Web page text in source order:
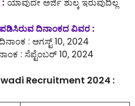
ಯಾವುದೇ ಅರ್ಜಿ ಶುಲ್ಕ ಇರುವುದಿಲ್ಲ
ದಿನಾಂಕದ ವಿವರ :
: ಆಗಸ್ಟ್ 10, 2024
: ಸೆಪ್ಟೆಂಬರ್ 10, 2024
Recruitment 2024 :